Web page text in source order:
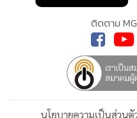
9
เบรก
ป่วน-
แสดง
กำลังโหลด...